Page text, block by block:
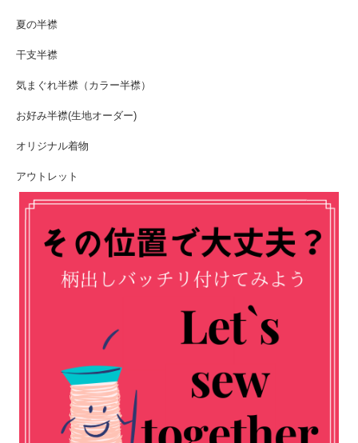
夏の半襟
干支半襟
気まぐれ半襟（カラー半襟）
お好み半襟(生地オーダー)
オリジナル着物
アウトレット